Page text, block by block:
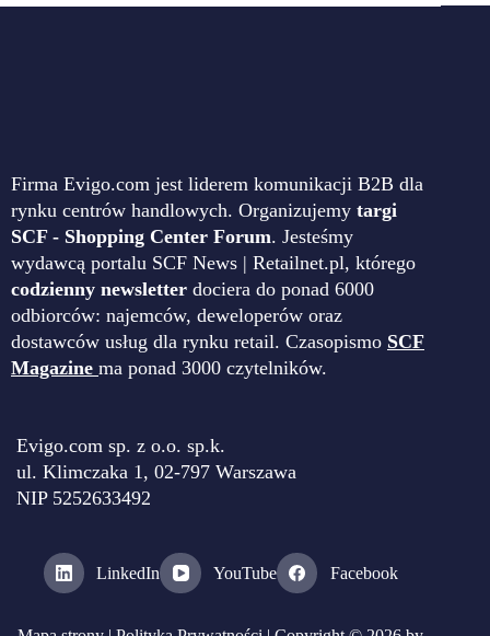
Firma Evigo.com jest liderem komunikacji B2B dla
rynku centrów handlowych. Organizujemy targi
SCF - Shopping Center Forum. Jesteśmy
wydawcą portalu SCF News | Retailnet.pl, którego
codzienny newsletter dociera do ponad 6000
odbiorców: najemców, deweloperów oraz
dostawców usług dla rynku retail. Czasopismo SCF
Magazine ma ponad 3000 czytelników.
Evigo.com sp. z o.o. sp.k.
ul. Klimczaka 1, 02-797 Warszawa
NIP 5252633492
LinkedIn YouTube Facebook